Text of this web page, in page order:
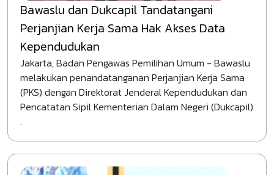
Bawaslu dan Dukcapil Tandatangani
Perjanjian Kerja Sama Hak Akses Data
Kependudukan
Jakarta, Badan Pengawas Pemilihan Umum - Bawaslu
melakukan penandatanganan Perjanjian Kerja Sama
(PKS) dengan Direktorat Jenderal Kependudukan dan
Pencatatan Sipil Kementerian Dalam Negeri (Dukcapil)
.